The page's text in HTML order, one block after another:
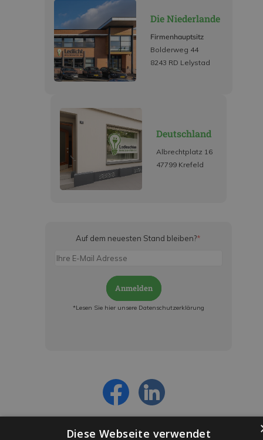
Die Niederlande
Firmenhauptsitz
Bolderweg 44
8243 RD Lelystad
Deutschland
Albrechtplatz 16
47799 Krefeld
Auf dem neuesten Stand bleiben?*
Anmelden
*Lesen Sie hier unsere Datenschutzerklärung
Diese Webseite verwendet